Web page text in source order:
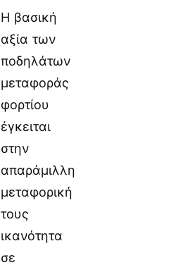
Η βασική
αξία των
ποδηλάτων
μεταφοράς
φορτίου
έγκειται
στην
απαράμιλλη
μεταφορική
τους
ικανότητα
σε